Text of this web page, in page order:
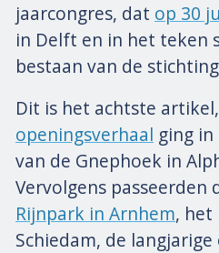
jaarcongres, dat op 30
in Delft en in het teken
bestaan van de
Dit is het achtste
openingsverhaal ging
van de Gnephoek in
Vervolgens passeerden
Rijnpark in Arnhem, het
Schiedam, de